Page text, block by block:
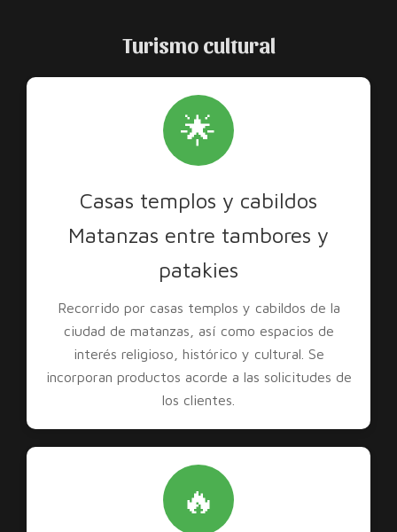
Turismo cultural
🌟
Casas templos y cabildos
Matanzas entre tambores y
patakies
Recorrido por casas templos y cabildos de la
ciudad de matanzas, así como espacios de
interés religioso, histórico y cultural. Se
incorporan productos acorde a las solicitudes de
los clientes.
🔥